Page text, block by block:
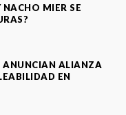
MIER SE
ANUNCIAN ALIANZA
EN